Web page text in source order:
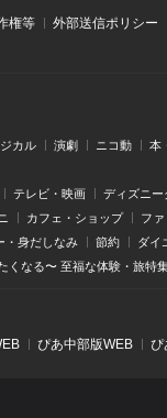
権等 外部送信ポリシー
カル 演劇 ニコ動 本
テレビ・映画 ディズニー
カフェ・ショップ ファ
・身だしなみ 節約 ダイ
くなる〜 至福な体験・旅特
ぴあ中部版WEB ぴ